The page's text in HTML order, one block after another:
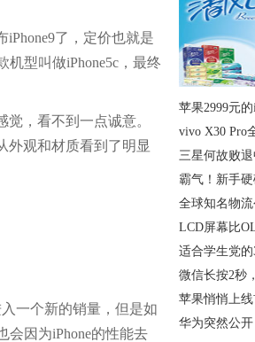
iPhone9了，定价也就是
型叫做iPhone5c，最终
，看不到一点诚意。
外观和材质看到了明显
一个新的销量，但是如
会因为iPhone的性能去
苹果2999元
vivo X30 Pro
三星何故败
霸气！新手
全球知名物流
LCD屏幕比
适合学生党
微信长按2秒
苹果悄悄上线
华为突然公